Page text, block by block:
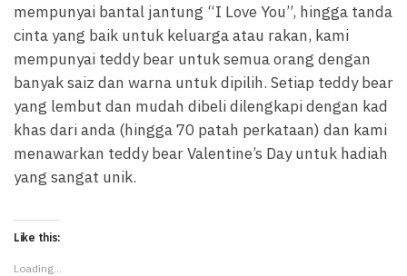
e
w
w
i
d
o
w
)
e
w
i
d
o
w
)
w
w
i
n
o
w
)
mempunyai bantal jantung “I Love You”, hingga tanda
cinta yang baik untuk keluarga atau rakan, kami
mempunyai teddy bear untuk semua orang dengan
banyak saiz dan warna untuk dipilih. Setiap teddy bear
yang lembut dan mudah dibeli dilengkapi dengan kad
khas dari anda (hingga 70 patah perkataan) dan kami
menawarkan teddy bear Valentine’s Day untuk hadiah
yang sangat unik.
Like this:
Loading...